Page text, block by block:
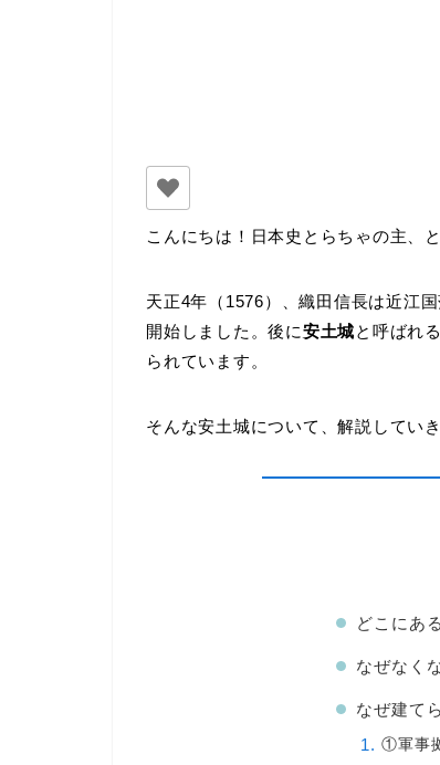
こんにちは！日本史とらちゃの主、
天正4年（1576）、織田信長は近江
開始しました。後に安土城と呼ばれ
られています。
そんな安土城について、解説していき
どこにあ
なぜなく
なぜ建て
①軍事